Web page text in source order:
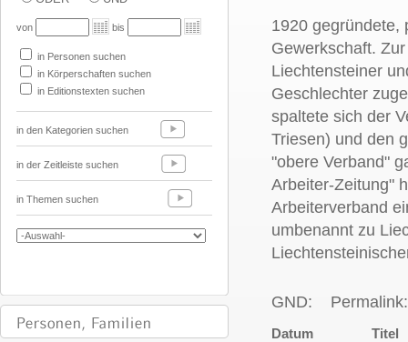
von bis
in Personen suchen
in Körperschaften suchen
in Editionstexten suchen
in den Kategorien suchen
in der Zeitleiste suchen
in Themen suchen
1920 gegründete,
Gewerkschaft.
Liechtensteiner
Geschlechter
spaltete sich der
Triesen) und den
"obere Verband"
Arbeiter-Zeitung"
Arbeiterverband
umbenannt zu
GND:
Datum Titel